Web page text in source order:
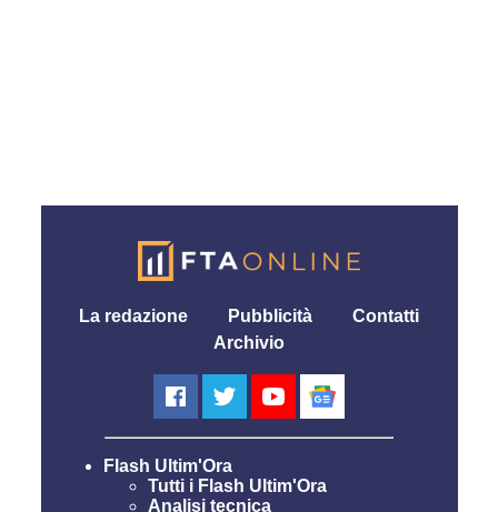
La redazione Pubblicità
Contatti
Archivio
Flash Ultim'Ora
Tutti i Flash Ultim'Ora
Analisi tecnica